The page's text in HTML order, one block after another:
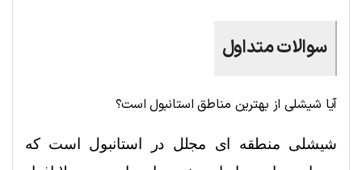
سوالات متداول
آیا شیشلی از بهترین مناطق استانبول است؟
شیشلی منطقه ای مجلل در استانبول است که